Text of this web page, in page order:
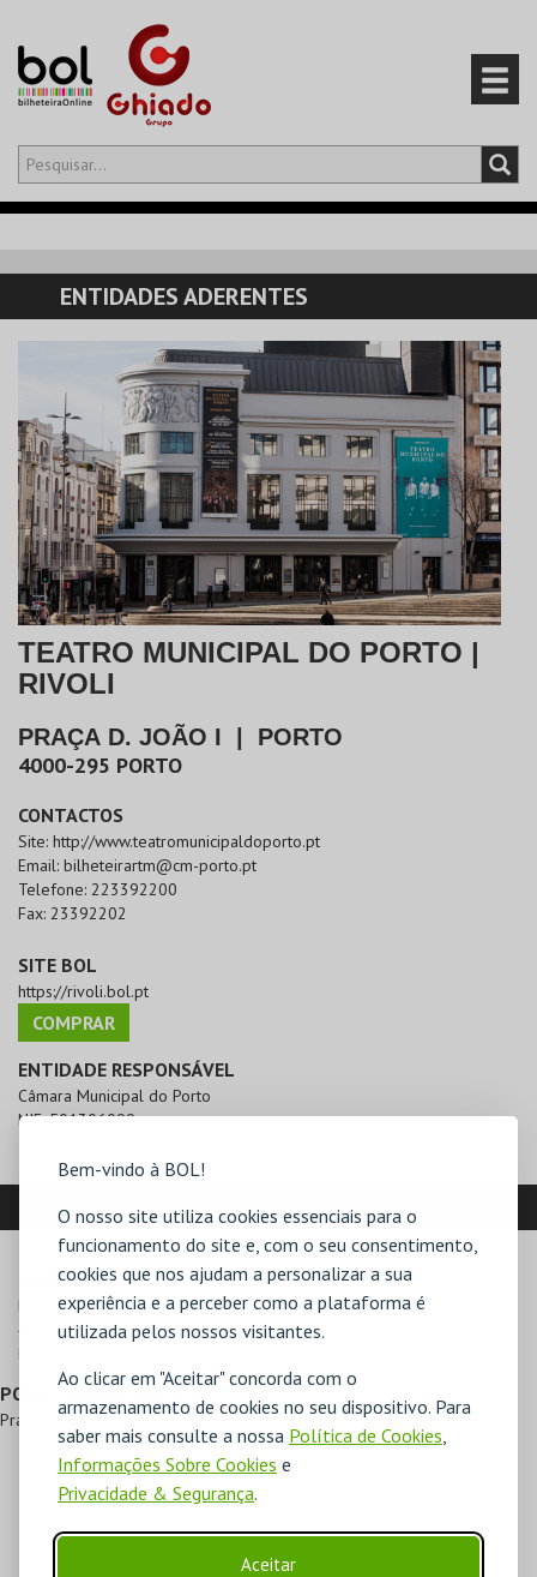
Bem-vindo à BOL!
O nosso site utiliza cookies essenciais para o
funcionamento do site e, com o seu consentimento,
cookies que nos ajudam a personalizar a sua
experiência e a perceber como a plataforma é
utilizada pelos nossos visitantes.
Ao clicar em "Aceitar" concorda com o
armazenamento de cookies no seu dispositivo. Para
saber mais consulte a nossa Política de Cookies,
Informações Sobre Cookies e
Privacidade & Segurança.
Aceitar
Olá,iniciar sessão
CARRINHO
EVENTOS
CARTÕES
PRODUTOS
ENTIDADES ADERENTES
TEATRO MUNICIPAL DO PORTO |
RIVOLI
PRAÇA D. JOÃO I PORTO
4000-295 PORTO
CONTACTOS
Site: http://www.teatromunicipaldoporto.pt
Email: bilheteirartm@cm-porto.pt
Telefone: 223392200
Fax: 23392202
SITE BOL
https://rivoli.bol.pt
COMPRAR
ENTIDADE RESPONSÁVEL
Câmara Municipal do Porto
NIF:501306099
LOCALIZAÇÃO
MORADA
Praça D. João I
4000-295 Porto
Direcções para Teatro Municipal Rivoli
PONTOS DE REFERÊNCIA
Praça D. João I